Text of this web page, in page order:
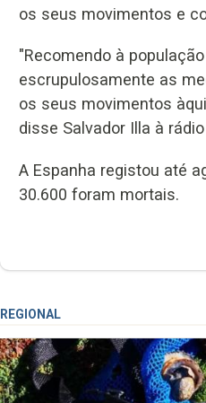
os seus movimentos e
"Recomendo à
escrupulosamente as
os seus movimentos
disse Salvador Illa à
A Espanha registou até
30.600 foram mortais.
REGIONAL